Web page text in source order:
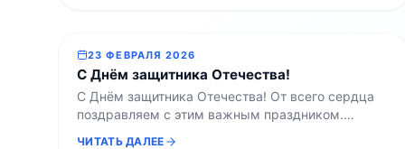
и другие вложения не импортируются. Однако
это отличное решение для сохранения текстовой
истории, новостей и […]
23 ФЕВРАЛЯ 2026
С Днём защитника Отечества!
С Днём защитника Отечества! От всего сердца
поздравляем с этим важным праздником.
ЧИТАТЬ ДАЛЕЕ